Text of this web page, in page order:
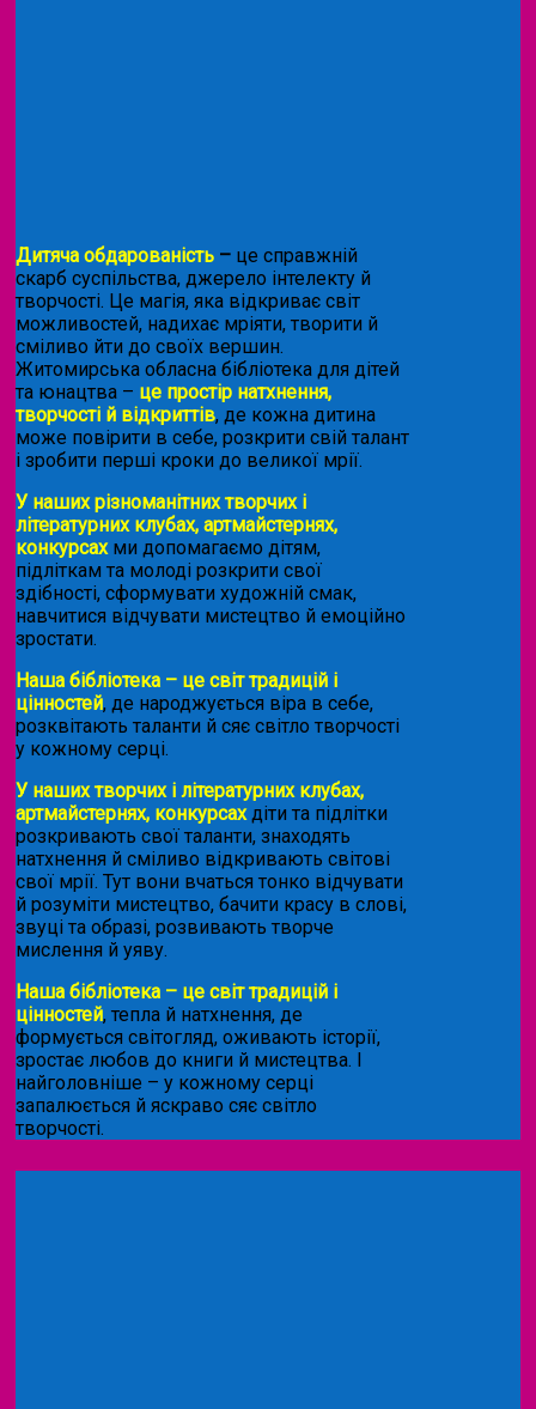
Дитяча обдарованість – це справжній
скарб суспільства, джерело інтелекту й
творчості. Це магія, яка відкриває світ
можливостей, надихає мріяти, творити й
сміливо йти до своїх вершин.
Житомирська обласна бібліотека для дітей
та юнацтва – це простір натхнення,
творчості й відкриттів, де кожна дитина
може повірити в себе, розкрити свій талант
і зробити перші кроки до великої мрії.
У наших різноманітних творчих і
літературних клубах, артмайстернях,
конкурсахми допомагаємо дітям,
підліткам та молоді розкрити свої
здібності, сформувати художній смак,
навчитися відчувати мистецтво й емоційно
зростати.
Наша бібліотека – це світ традицій і
цінностей, де народжується віра в себе,
розквітають таланти й сяє світло творчості
у кожному серці.
У наших творчих і літературних клубах,
артмайстернях, конкурсахдіти та підлітки
розкривають свої таланти, знаходять
натхнення й сміливо відкривають світові
свої мрії. Тут вони вчаться тонко відчувати
й розуміти мистецтво, бачити красу в слові,
звуці та образі, розвивають творче
мислення й уяву.
Наша бібліотека – це світ традицій і
цінностей, тепла й натхнення, де
формується світогляд, оживають історії,
зростає любов до книги й мистецтва. І
найголовніше – у кожному серці
запалюється й яскраво сяє світло
творчості.